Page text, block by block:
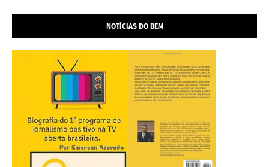
NOTÍCIAS DO BEM